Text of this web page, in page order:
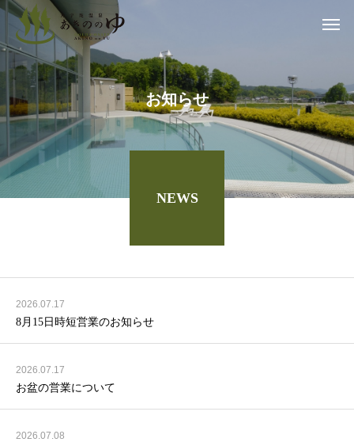
お知らせ
NEWS
2026.07.17
8月15日時短営業のお知らせ
2026.07.17
お盆の営業について
2026.07.08